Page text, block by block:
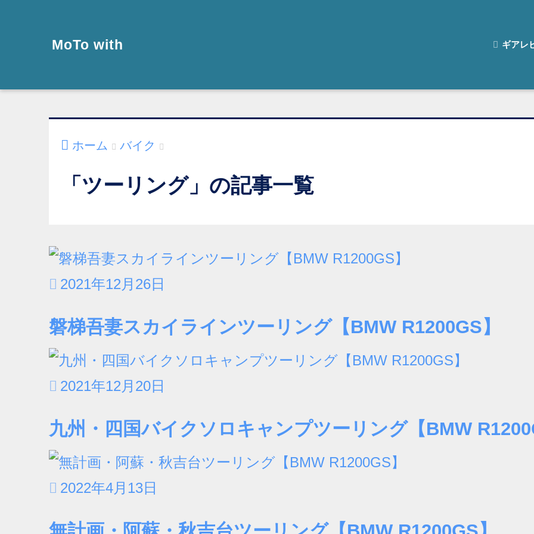
MoTo with ギアレ
ホーム バイク
「ツーリング」の記事一覧
2021年12月26日
磐梯吾妻スカイラインツーリング【BMW R1200GS】
2021年12月20日
九州・四国バイクソロキャンプツーリング【BMW
2022年4月13日